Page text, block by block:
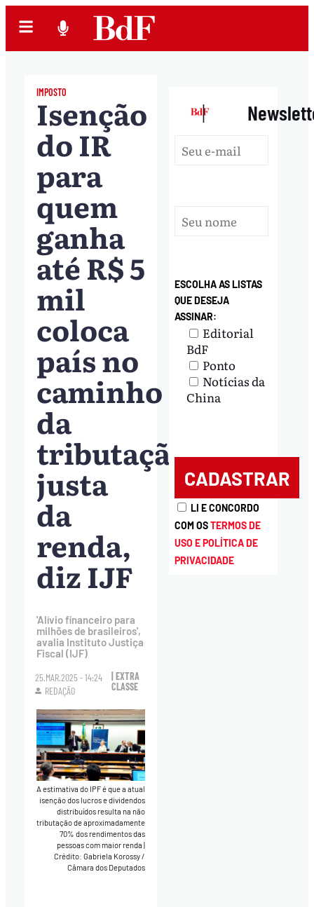
IMPOSTO
Isenção
do IR
para
quem
ganha
até R$ 5
mil
coloca
país no
caminho
da
tributação
justa
da
renda,
diz IJF
'Alívio financeiro para
milhões de brasileiros',
avalia Instituto Justiça
Fiscal (IJF)
25.MAR.2025 - 14:24
REDAÇÃO
| EXTRA
CLASSE
A estimativa do IPF é que a atual
isenção dos lucros e dividendos
distribuídos resulta na não
tributação de aproximadamente
70% dos rendimentos das
pessoas com maior renda|
Crédito: Gabriela Korossy /
Câmara dos Deputados
|
ESCOLHA AS LISTAS
QUE DESEJA
ASSINAR:
Editorial
BdF
Ponto
Notícias da
China
LI E CONCORDO
COM OSTERMOS DE
USO E POLÍTICA DE
PRIVACIDADE